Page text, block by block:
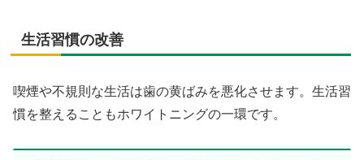
生活習慣の改善
喫煙や不規則な生活は歯の黄ばみを悪化させます。生活習
慣を整えることもホワイトニングの一環です。